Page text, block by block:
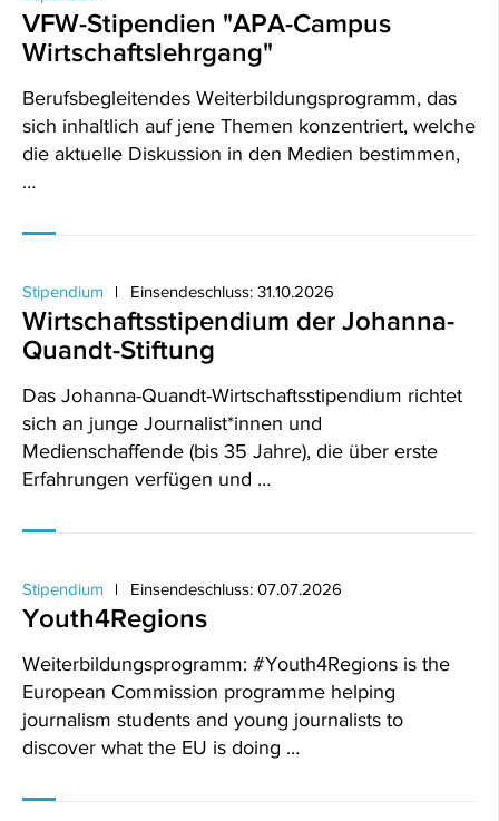
VFW-Stipendien "APA-Campus
Wirtschaftslehrgang"
Berufsbegleitendes Weiterbildungsprogramm, das
sich inhaltlich auf jene Themen konzentriert, welche
die aktuelle Diskussion in den Medien bestimmen,
…
Stipendium Einsendeschluss: 31.10.2026
Wirtschaftsstipendium der Johanna-
Quandt-Stiftung
Das Johanna-Quandt-Wirtschaftsstipendium richtet
sich an junge Journalist*innen und
Medienschaffende (bis 35 Jahre), die über erste
Erfahrungen verfügen und …
Stipendium Einsendeschluss: 07.07.2026
Youth4Regions
Weiterbildungsprogramm: #Youth4Regions is the
European Commission programme helping
journalism students and young journalists to
discover what the EU is doing …